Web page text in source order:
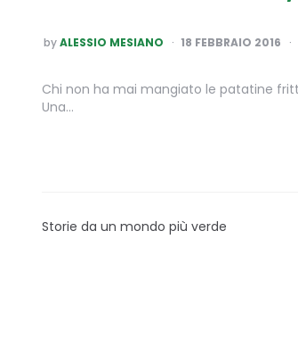
POSTED
BY
byALESSIO MESIANO 18 FEBBRAIO 2016
Chi non ha mai mangiato le patatine
Una…
Storie da un mondo più verde